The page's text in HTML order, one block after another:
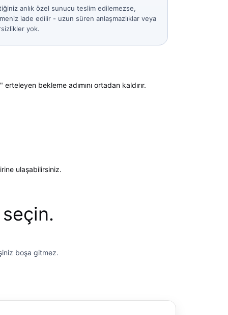
anlık özel sunucu teslim edilemezse,
iade edilir - uzun süren anlaşmazlıklar veya
yok.
bekleme adımını ortadan kaldırır.
ulaşabilirsiniz.
boşa gitmez.